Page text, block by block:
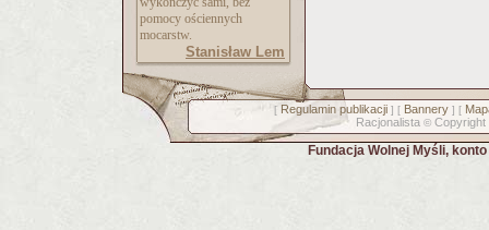
pomocy ościennych
mocarstw.
Stanisław Lem
[ Regulamin publikacji] [ Bannery] [
Racjonalista © Copyright
Fundacja Wolnej Myśli,